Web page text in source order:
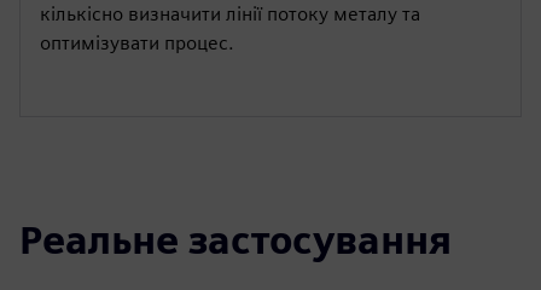
кількісно визначити лінії потоку металу та
оптимізувати процес.
Реальне застосування